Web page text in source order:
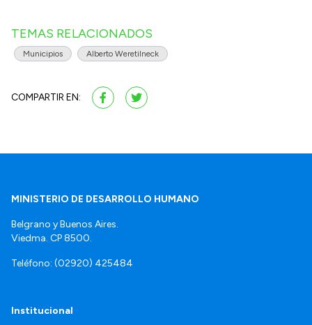
TEMAS RELACIONADOS
Municipios Alberto Weretilneck
COMPARTIR EN:
MINISTERIO DE DESARROLLO HUMANO
Belgrano y Buenos Aires.
Viedma. CP 8500.
Teléfono: (02920) 425484
Institucional